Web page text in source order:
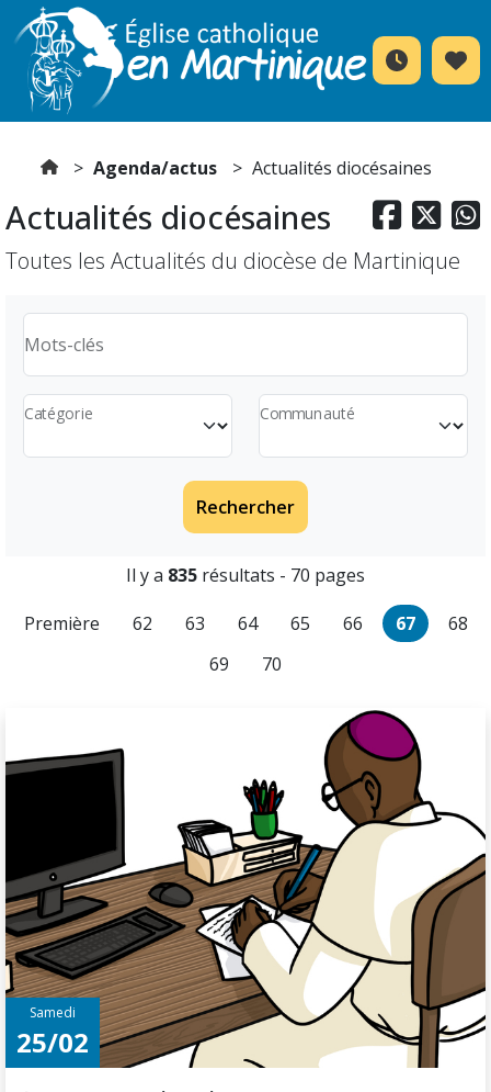
Agenda/actus Actualités diocésaines
  
Actualités diocésaines
Toutes les Actualités du diocèse de Martinique
Mots-clés
Catégorie Communauté
Rechercher
Il y a 835 résultats - 70 pages
Première
62 63 64 65 66 67
68
69
70
Samedi
25/02